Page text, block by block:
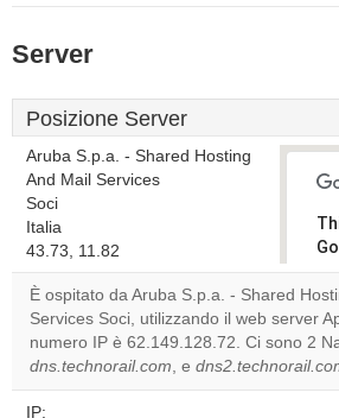
Server
Posizione Server
Aruba S.p.a. - Shared Hosting
And Mail Services
Soci
Italia
43.73, 11.82
È ospitato da Aruba S.p.a. - Shared
Services Soci, utilizzando il web server
numero IP è 62.149.128.72. Ci sono 2
dns.technorail.com, e
IP: